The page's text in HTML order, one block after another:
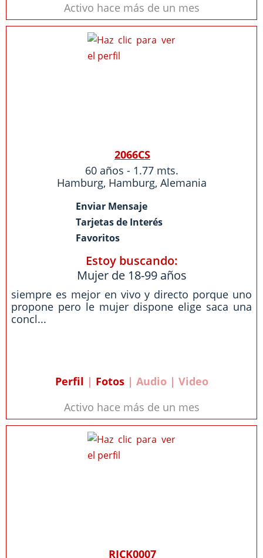
Activo hace más de un mes
2066CS
60 años - 1.77 mts.
Hamburg, Hamburg, Alemania
Enviar Mensaje
Tarjetas de Interés
Favoritos
Estoy buscando:
Mujer de 18-99 años
siempre es mejor en vivo y directo porque uno
propone pero le mujer dispone elige saca una
concl...
Perfil | Fotos| Audio | Video
Activo hace más de un mes
RICK0007